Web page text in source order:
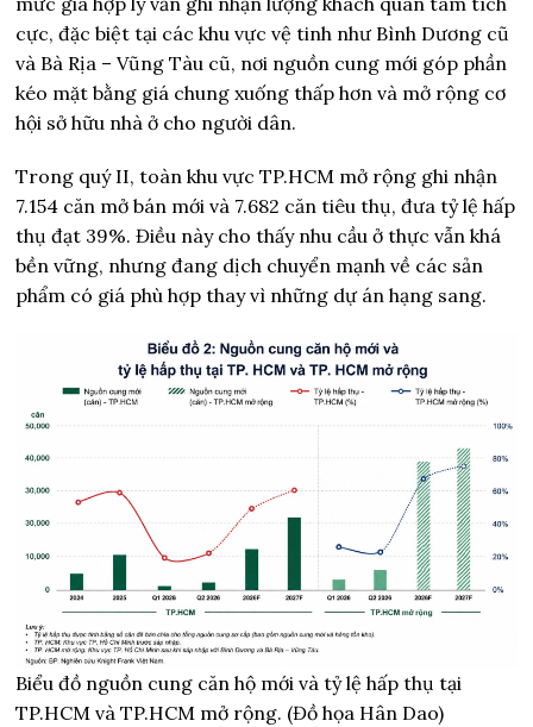
cực, đặc biệt tại các khu vực vệ tinh như Bình Dương cũ
và Bà Rịa – Vũng Tàu cũ, nơi nguồn cung mới góp phần
kéo mặt bằng giá chung xuống thấp hơn và mở rộng cơ
hội sở hữu nhà ở cho người dân.
Trong quý II, toàn khu vực TP.HCM mở rộng ghi nhận
7.154 căn mở bán mới và 7.682 căn tiêu thụ, đưa tỷ lệ hấp
thụ đạt 39%. Điều này cho thấy nhu cầu ở thực vẫn khá
bền vững, nhưng đang dịch chuyển mạnh về các sản
phẩm có giá phù hợp thay vì những dự án hạng sang.
Biểu đồ nguồn cung căn hộ mới và tỷ lệ hấp thụ tại
TP.HCM và TP.HCM mở rộng. (Đồ họa Hân Dao)